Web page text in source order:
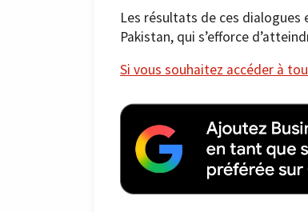
Les résultats de ces dialogues
Pakistan, qui s’efforce
Si vous souhaitez accéder à